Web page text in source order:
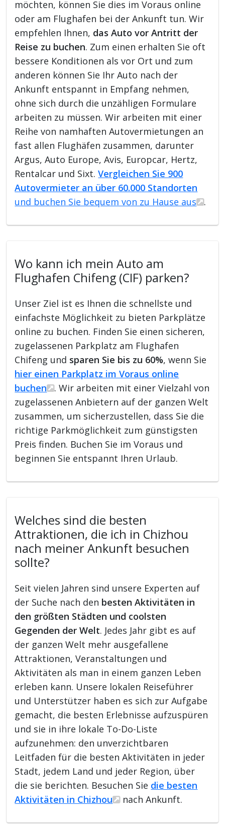
möchten, können Sie dies im Voraus online
oder am Flughafen bei der Ankunft tun. Wir
empfehlen Ihnen, das Auto vor Antritt der
Reise zu buchen. Zum einen erhalten Sie oft
bessere Konditionen als vor Ort und zum
anderen können Sie Ihr Auto nach der
Ankunft entspannt in Empfang nehmen,
ohne sich durch die unzähligen Formulare
arbeiten zu müssen. Wir arbeiten mit einer
Reihe von namhaften Autovermietungen an
fast allen Flughäfen zusammen, darunter
Argus, Auto Europe, Avis, Europcar, Hertz,
Rentalcar und Sixt.Vergleichen Sie 900
Autovermieter an über 60.000 Standorten
und buchen Sie bequem von zu Hause aus
.
Wo kann ich mein Auto am
Flughafen Chifeng (CIF) parken?
Unser Ziel ist es Ihnen die schnellste und
einfachste Möglichkeit zu bieten Parkplätze
online zu buchen. Finden Sie einen sicheren,
zugelassenen Parkplatz am Flughafen
Chifeng und sparen Sie bis zu 60%, wenn Sie
hier einen Parkplatz im Voraus online
buchen
. Wir arbeiten mit einer Vielzahl von
zugelassenen Anbietern auf der ganzen Welt
zusammen, um sicherzustellen, dass Sie die
richtige Parkmöglichkeit zum günstigsten
Preis finden. Buchen Sie im Voraus und
beginnen Sie entspannt Ihren Urlaub.
Welches sind die besten
Attraktionen, die ich in Chizhou
nach meiner Ankunft besuchen
sollte?
Seit vielen Jahren sind unsere Experten auf
der Suche nach den besten Aktivitäten in
den größten Städten und coolsten
Gegenden der Welt. Jedes Jahr gibt es auf
der ganzen Welt mehr ausgefallene
Attraktionen, Veranstaltungen und
Aktivitäten als man in einem ganzen Leben
erleben kann. Unsere lokalen Reiseführer
und Unterstützer haben es sich zur Aufgabe
gemacht, die besten Erlebnisse aufzuspüren
und sie in ihre lokale To-Do-Liste
aufzunehmen: den unverzichtbaren
Leitfaden für die besten Aktivitäten in jeder
Stadt, jedem Land und jeder Region, über
die sie berichten. Besuchen Sie die besten
Aktivitäten in Chizhou
nach Ankunft.